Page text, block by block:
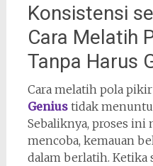
Konsistensi
Cara Melatih
Tanpa Harus
Cara melatih pola
Geniustidak
Sebaliknya, proses
mencoba, kemauan
dalam berlatih. Ketika